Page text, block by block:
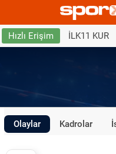
Hızlı Erişim İLK11 KUR
Olaylar Kadrolar